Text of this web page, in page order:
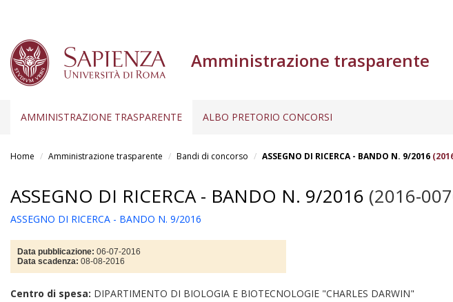
Amministrazione trasparente
AMMINISTRAZIONE TRASPARENTE ALBO PRETORIO CONCORSI
Home Amministrazione trasparente Bandi di concorso ASSEGNO DI RICERCA - BANDO N. 9/2016
ASSEGNO DI RICERCA - BANDO N. 9/2016 (2016-
ASSEGNO DI RICERCA - BANDO N. 9/2016
Data pubblicazione: 06-07-2016
Data scadenza: 08-08-2016
Centro di spesa: DIPARTIMENTO DI BIOLOGIA E BIOTECNOLOGIE "CHARLES DARWIN"